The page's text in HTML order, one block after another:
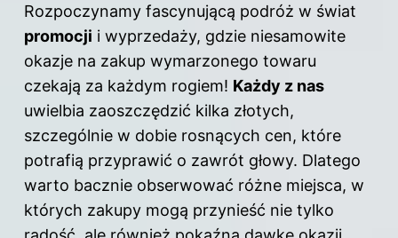
Rozpoczynamy fascynującą podróż w świat
promocji i wyprzedaży, gdzie niesamowite
okazje na zakup wymarzonego towaru
czekają za każdym rogiem! Każdy z nas
uwielbia zaoszczędzić kilka złotych,
szczególnie w dobie rosnących cen, które
potrafią przyprawić o zawrót głowy. Dlatego
warto bacznie obserwować różne miejsca, w
których zakupy mogą przynieść nie tylko